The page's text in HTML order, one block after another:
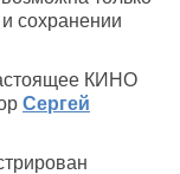
и сохранении
КИНО
Сергей